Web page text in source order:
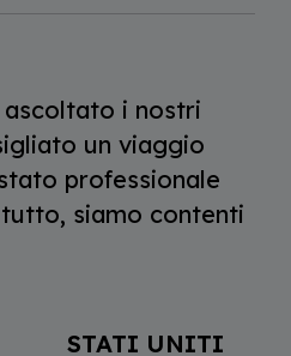
i nostri
un viaggio
professionale
siamo contenti
STATI UNITI